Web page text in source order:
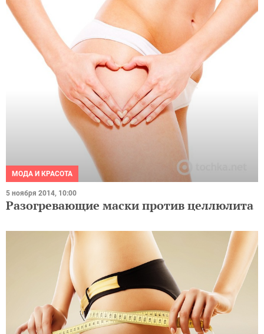
МОДА И КРАСОТА
5 ноября 2014, 10:00
Разогревающие маски против целлюлита